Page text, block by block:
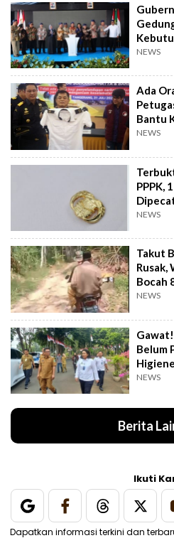
Senator
NEWS
Ada
Bantu
Ekstasi
NEWS
PPPK,
NEWS
Takut
Rusak,
Bocah
NEWS
Gawat!
Belum
NEWS
Berita
Ikuti
Dapatkan informasi terkini dan